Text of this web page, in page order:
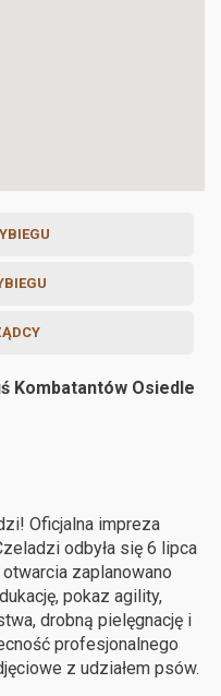
Kombatantów Osiedle
Oficjalna impreza
odbyła się 6 lipca
zaplanowano
pokaz agility,
drobną pielęgnację i
profesjonalnego
z udziałem psów.